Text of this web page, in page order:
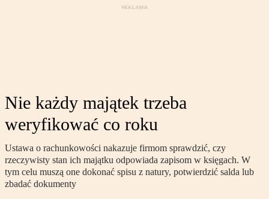
Nie każdy majątek trzeba
weryfikować co roku
Ustawa o rachunkowości nakazuje firmom sprawdzić, czy
rzeczywisty stan ich majątku odpowiada zapisom w księgach. W
tym celu muszą one dokonać spisu z natury, potwierdzić salda lub
zbadać dokumenty